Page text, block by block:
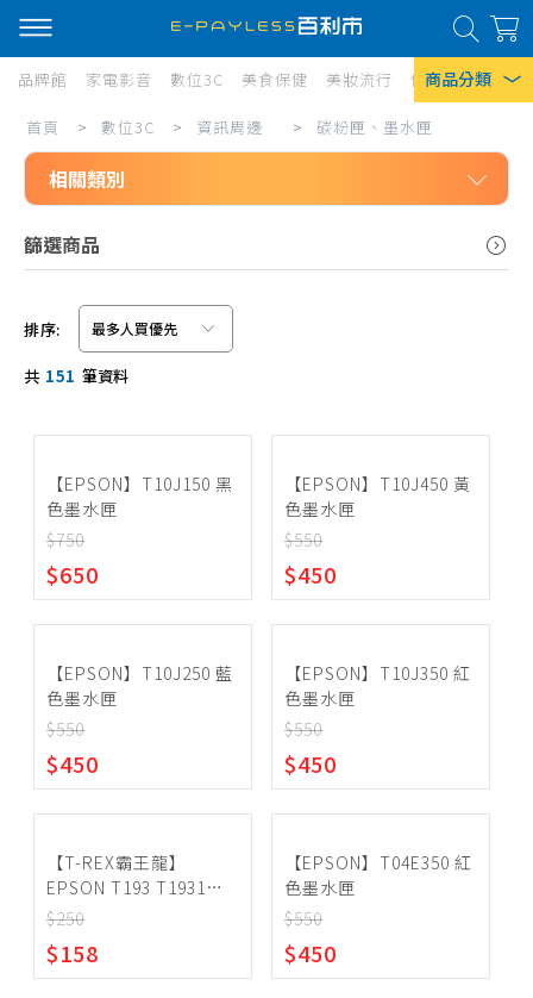
商品分類
熱門搜尋
風扇
除濕機
衛生紙
品牌館 家電影音 數位3C 美食保健 美妝流行 傢俱寢具 居
碳
粉
匣、
墨
水
匣
首頁 > 數位3C > 資訊周邊 > 碳粉匣、墨水匣
相關類別
資訊周邊
鍵盤、滑鼠
耳機、麥克風
記憶卡、隨身碟、讀卡機
抗藍光護目鏡、防窺片
網路攝影機
集線器
切換器
行動串流電視棒
延長線、轉接頭(線)
電腦、螢幕支架
筆電散熱墊、托架
筆電電池、變壓器
空白光碟片
不斷電系統
網路監控設備
篩選商品
信用卡/Line Pay/ATM
分期0利率
超商付款
排序:
共 151 筆資料
【EPSON】T10J150 黑
色墨水匣
$750
$650
【EPSON】T10J450 黃
色墨水匣
$550
$450
【EPSON】T10J250 藍
色墨水匣
$550
$450
【EPSON】T10J350 紅
色墨水匣
$550
$450
【T-REX霸王龍】
EPSON T193 T1931
T1932 T1933 T1934 副
$250
$158
【EPSON】T04E350 紅
色墨水匣
$550
$450